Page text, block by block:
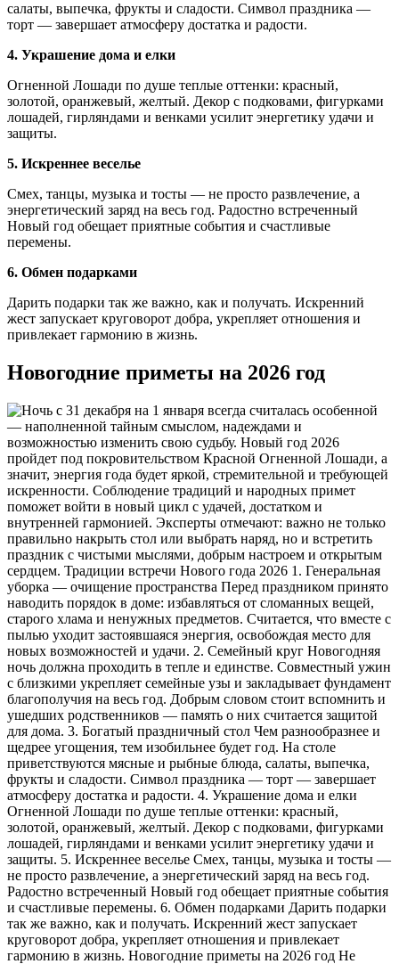
салаты, выпечка, фрукты и сладости. Символ праздника —
торт — завершает атмосферу достатка и радости.
4. Украшение дома и елки
Огненной Лошади по душе теплые оттенки: красный,
золотой, оранжевый, желтый. Декор с подковами, фигурками
лошадей, гирляндами и венками усилит энергетику удачи и
защиты.
5. Искреннее веселье
Смех, танцы, музыка и тосты — не просто развлечение, а
энергетический заряд на весь год. Радостно встреченный
Новый год обещает приятные события и счастливые
перемены.
6. Обмен подарками
Дарить подарки так же важно, как и получать. Искренний
жест запускает круговорот добра, укрепляет отношения и
привлекает гармонию в жизнь.
Новогодние приметы на 2026 год